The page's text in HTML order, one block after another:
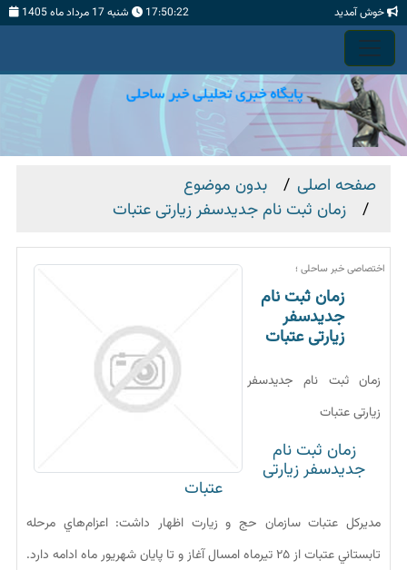
خوش آمدید 17:50:22 شنبه 17 مرداد ماه 1405
صفحه اصلی
بدون موضوع
زمان ثبت نام جديدسفر زیارتی عتبات
اختصاصی خبر ساحلی ؛
زمان ثبت نام
جديدسفر
زیارتی عتبات
زمان ثبت نام جديدسفر
زیارتی عتبات
زمان ثبت نام
جديدسفر زیارتی
عتبات
مديركل عتبات سازمان حج و زيارت اظهار داشت: اعزام‌هاي مرحله
تابستاني عتبات از ۲۵ تيرماه امسال آغاز و تا پايان شهريور ماه ادامه دارد.